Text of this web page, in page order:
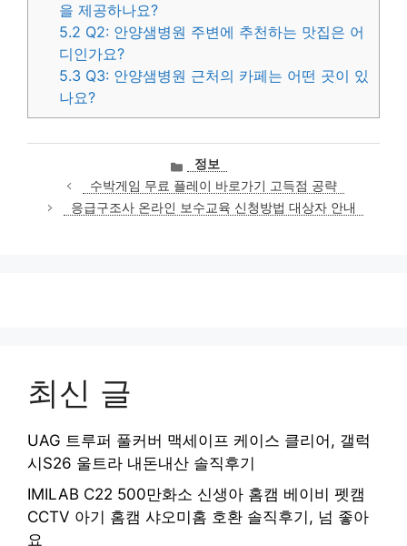
을 제공하나요?
5.2 Q2: 안양샘병원 주변에 추천하는 맛집은 어
디인가요?
5.3 Q3: 안양샘병원 근처의 카페는 어떤 곳이 있
나요?
카
테
고
리
정보
수박게임 무료 플레이 바로가기 고득점 공략
응급구조사 온라인 보수교육 신청방법 대상자 안내
최신 글
UAG 트루퍼 풀커버 맥세이프 케이스 클리어, 갤럭
시S26 울트라 내돈내산 솔직후기
IMILAB C22 500만화소 신생아 홈캠 베이비 펫캠
CCTV 아기 홈캠 샤오미홈 호환 솔직후기, 넘 좋아
요